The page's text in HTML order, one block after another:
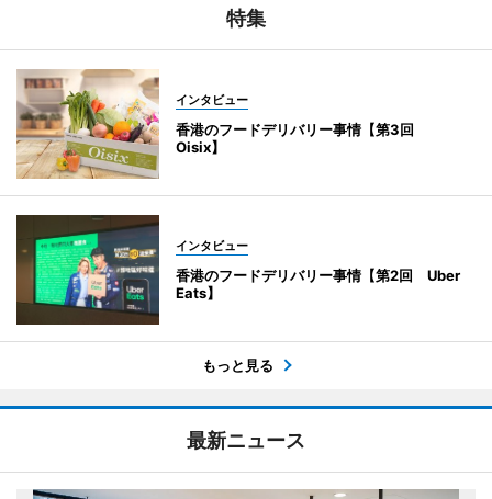
特集
インタビュー
香港のフードデリバリー事情【第3回
Oisix】
インタビュー
香港のフードデリバリー事情【第2回 Uber
Eats】
もっと見る
最新ニュース